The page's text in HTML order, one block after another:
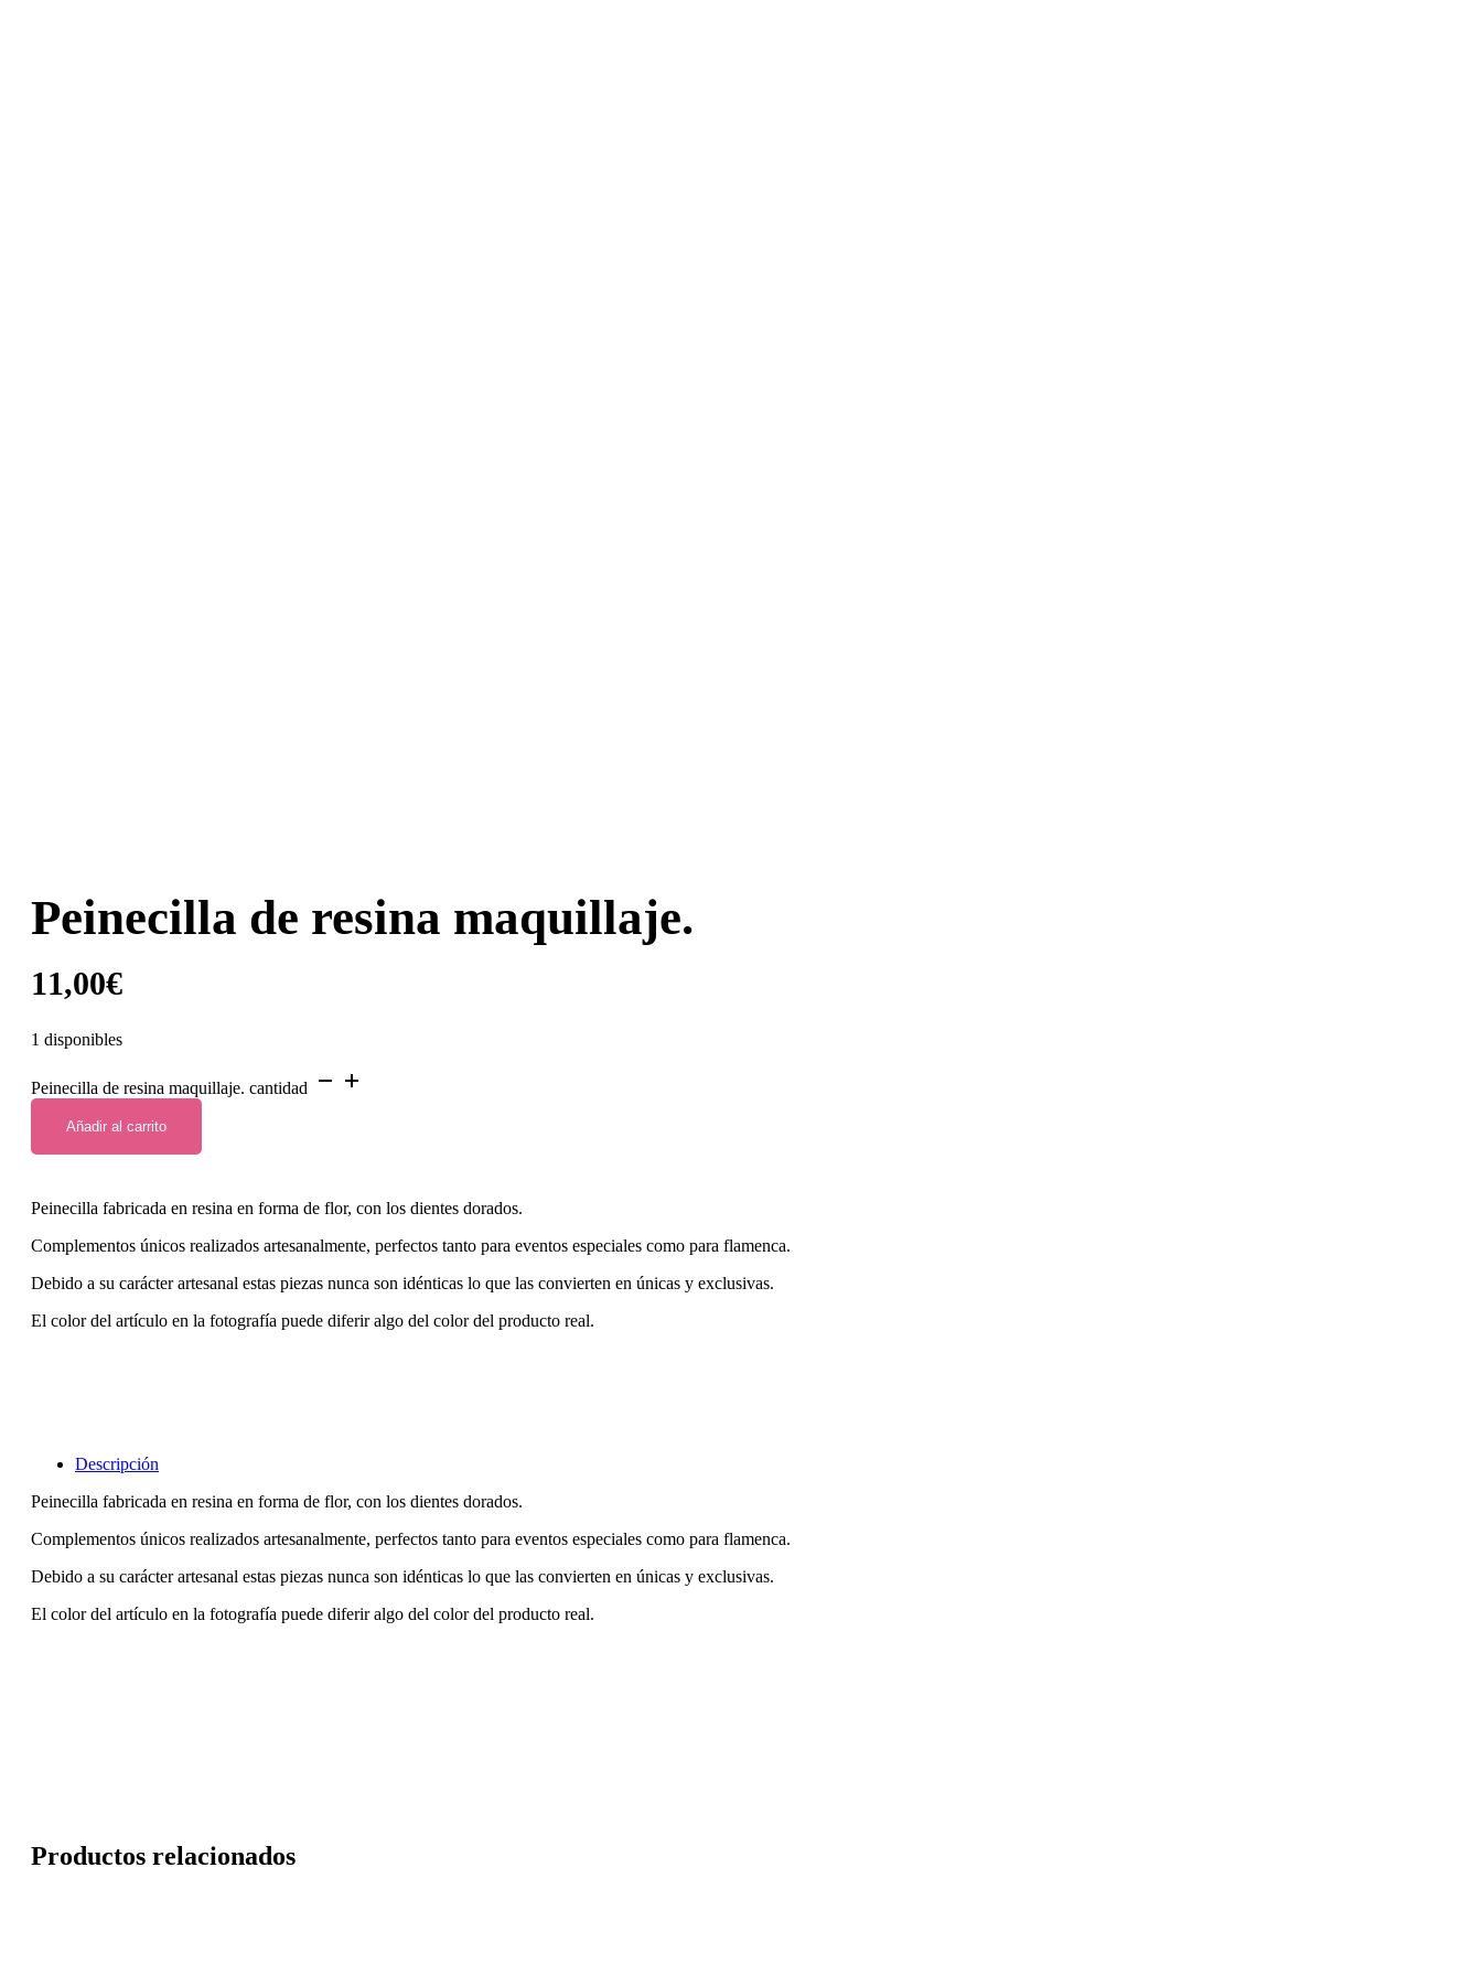
Peinecilla de resina maquillaje.
11,00€
1 disponibles
Peinecilla de resina maquillaje. cantidad
Añadir al carrito
Peinecilla fabricada en resina en forma de flor, con los dientes dorados.
Complementos únicos realizados artesanalmente, perfectos tanto para eventos especiales como para flamenca.
Debido a su carácter artesanal estas piezas nunca son idénticas lo que las convierten en únicas y exclusivas.
El color del artículo en la fotografía puede diferir algo del color del producto real.
Descripción
Peinecilla fabricada en resina en forma de flor, con los dientes dorados.
Complementos únicos realizados artesanalmente, perfectos tanto para eventos especiales como para flamenca.
Debido a su carácter artesanal estas piezas nunca son idénticas lo que las convierten en únicas y exclusivas.
El color del artículo en la fotografía puede diferir algo del color del producto real.
Productos relacionados